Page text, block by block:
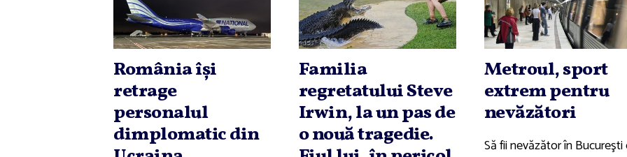
România îşi
retrage
personalul
dimplomatic din
Familia
regretatului Steve
Irwin, la un pas de
o nouă tragedie.
Metroul, sport
extrem pentru
nevăzători
Să fii nevăzător în Bucureşti